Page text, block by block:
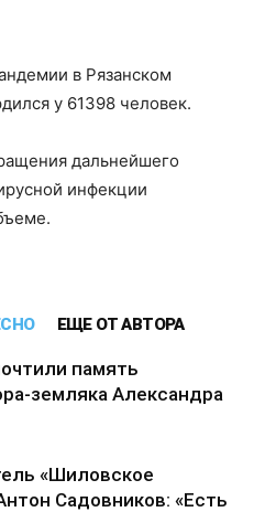
в Рязанском
у 61398 человек.
дальнейшего
инфекции
ЕЩЕ ОТ АВТОРА
память
земляка Александра
«Шиловское
Садовников: «Есть